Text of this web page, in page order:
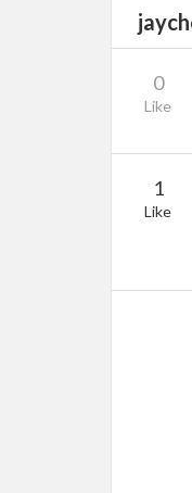
0
Like
1
Like